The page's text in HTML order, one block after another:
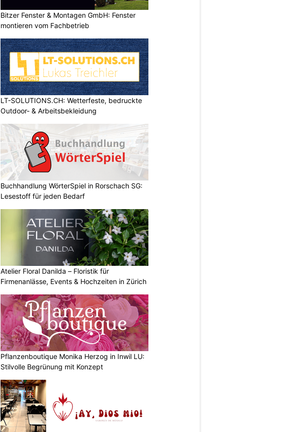
Bitzer Fenster & Montagen GmbH: Fenster
montieren vom Fachbetrieb
LT-SOLUTIONS.CH: Wetterfeste, bedruckte
Outdoor- & Arbeitsbekleidung
Buchhandlung WörterSpiel in Rorschach SG:
Lesestoff für jeden Bedarf
Atelier Floral Danilda – Floristik für
Firmenanlässe, Events & Hochzeiten in Zürich
Pflanzenboutique Monika Herzog in Inwil LU:
Stilvolle Begrünung mit Konzept